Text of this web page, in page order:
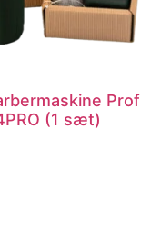
Prof
(1 sæt)